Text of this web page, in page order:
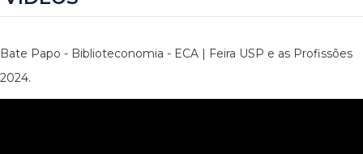
Bate Papo - Biblioteconomia - ECA | Feira USP e as Profissões
2024.